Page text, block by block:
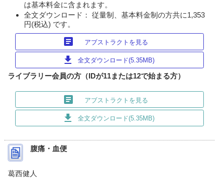
は基本料金に含まれます。
全文ダウンロード： 従量制、基本料金制の方共に1,353
円(税込) です。
article アブストラクトを見る
download 全文ダウンロード(5.35MB)
ライブラリー会員の方（IDが11または12で始まる方）
article アブストラクトを見る
download 全文ダウンロード(5.35MB)
腹痛・血便
葛西健人